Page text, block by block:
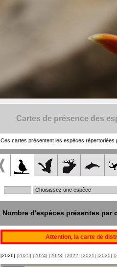
Cartes de présence des
Ces cartes présentent les espèces répertoriées
Nombre d'espèces présentes par
Attention, la carte de
[2026] [2025] [2024] [2023] [2022] [2021] [2020]